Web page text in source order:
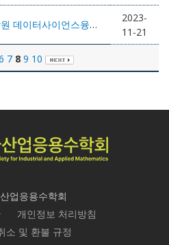
[동아대학교 일반대학원 데이터사이언스융합학과] 제1회 심포지움
2023-
11-21
7 8 9 10
업응용수학회
개인정보 처리방침
소 및 환불 규정